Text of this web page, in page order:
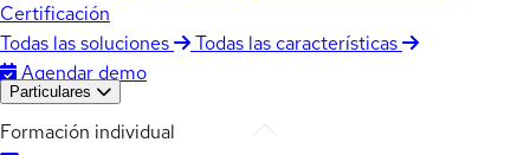
Certificación
Todas las soluciones
Todas las características
Agendar demo
Particulares
Formación individual